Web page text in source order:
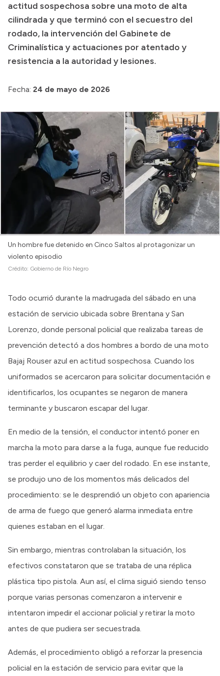
Consulta de pago a proveedores
Convocatorias
Login
actitud sospechosa sobre una moto de alta
cilindrada y que terminó con el secuestro del
rodado, la intervención del Gabinete de
Criminalística y actuaciones por atentado y
resistencia a la autoridad y lesiones.
Fecha: 24 de mayo de 2026
Un hombre fue detenido en Cinco Saltos al protagonizar un
violento episodio
Crédito: Gobierno de Río Negro
Todo ocurrió durante la madrugada del sábado en una
estación de servicio ubicada sobre Brentana y San
Lorenzo, donde personal policial que realizaba tareas de
prevención detectó a dos hombres a bordo de una moto
Bajaj Rouser azul en actitud sospechosa. Cuando los
uniformados se acercaron para solicitar documentación e
identificarlos, los ocupantes se negaron de manera
terminante y buscaron escapar del lugar.
En medio de la tensión, el conductor intentó poner en
marcha la moto para darse a la fuga, aunque fue reducido
tras perder el equilibrio y caer del rodado. En ese instante,
se produjo uno de los momentos más delicados del
procedimiento: se le desprendió un objeto con apariencia
de arma de fuego que generó alarma inmediata entre
quienes estaban en el lugar.
Sin embargo, mientras controlaban la situación, los
efectivos constataron que se trataba de una réplica
plástica tipo pistola. Aun así, el clima siguió siendo tenso
porque varias personas comenzaron a intervenir e
intentaron impedir el accionar policial y retirar la moto
antes de que pudiera ser secuestrada.
Además, el procedimiento obligó a reforzar la presencia
policial en la estación de servicio para evitar que la